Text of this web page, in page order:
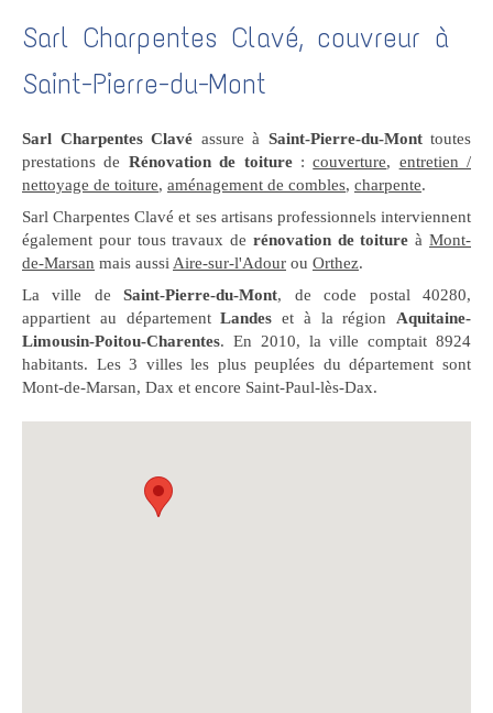
Sarl Charpentes Clavé, couvreur à
Saint-Pierre-du-Mont
Sarl Charpentes Clavé assure à Saint-Pierre-du-Monttoutes
prestations de Rénovation de toiture:couverture, entretien /
nettoyage de toiture, aménagement de combles, charpente.
Sarl Charpentes Clavé et ses artisans professionnels interviennent
également pour tous travaux de rénovation de toiture àMont-
de-Marsan mais aussi Aire-sur-l'Adour ou Orthez.
La ville deSaint-Pierre-du-Mont, de code postal 40280,
appartient au départementLandes et à la région Aquitaine-
Limousin-Poitou-Charentes. En 2010, la ville comptait 8924
habitants. Les 3 villes les plus peuplées du département sont
Mont-de-Marsan, Dax et encore Saint-Paul-lès-Dax.